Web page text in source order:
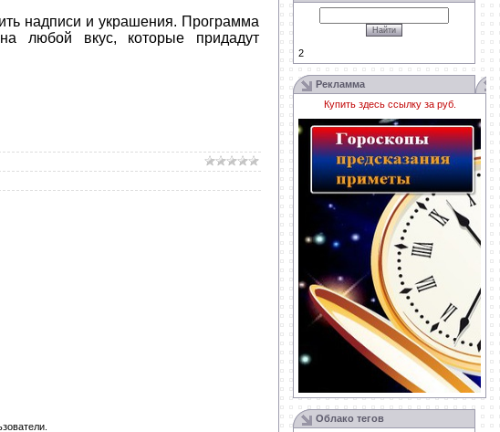
надписи и украшения. Программа
любой вкус, которые придадут
2
Рекламма
Купить здесь ссылку за руб.
Облако тегов